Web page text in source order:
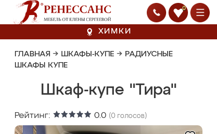
0
ХИМКИ
ГЛАВНАЯ → ШКАФЫ-КУПЕ → РАДИУСНЫЕ
ШКАФЫ КУПЕ
Шкаф-купе "Тира"
Рейтинг: 0.0 (0 голосов)